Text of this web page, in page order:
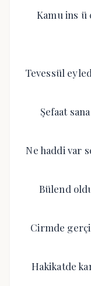
Kamu ins
Tevessül
Şefaat
Ne haddi var
Bülend
Cirmde gerçi
Hakikatde